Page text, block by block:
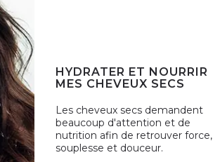
HYDRATER ET NOURRIR
MES CHEVEUX SECS
Les cheveux secs demandent
beaucoup d'attention et de
nutrition afin de retrouver force,
souplesse et douceur.